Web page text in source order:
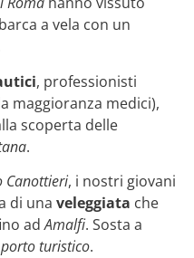
a vela con un
, professionisti
maggioranza medici),
scoperta delle
.
Canottieri, i nostri giovani
di una veleggiata che
adAmalfi. Sosta a
porto turistico.